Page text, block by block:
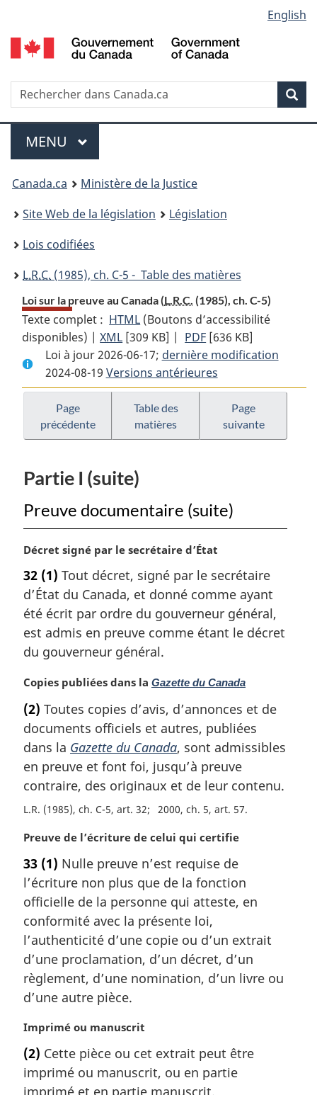
au
contenu
propos
de
la
HTML
simplifiée
selection
English
Recherche
Menu
MENU PRINCIPAL
You
are
here:
Canada.ca
Ministère de la Justice
Site Web de la législation
Législation
Lois codifiées
L.R.C. (1985), ch. C-5 - Table des matières
Loi sur la preuve au Canada (L.R.C. (1985), ch. C-5)
Texte complet : HTML Texte
complet
:
Loi
sur
la
preuve
au
(Boutons d’accessibilité
disponibles) |XML Texte
complet
:
Loi
sur
preuve
Canada
[309 KB] | PDF Texte
complet
:
Loi
preuve
[636 KB]
Loi à jour 2026-06-17; dernière modification
2024-08-19 Versions antérieures
Page
précédente
Table des
matières
Page
suivante
Partie I (suite)
Preuve documentaire (suite)
N
t
e
m
a
g
n
a
l
e
:
Décret signé par le secrétaire d’État
32 (1) Tout décret, signé par le secrétaire
d’État du Canada, et donné comme ayant
été écrit par ordre du gouverneur général,
est admis en preuve comme étant le décret
du gouverneur général.
N
t
e
m
r
g
i
a
e
:
Copies publiées dans la Gazette du Canada
(2) Toutes copies d’avis, d’annonces et de
documents officiels et autres, publiées
dans la Gazette du Canada, sont admissibles
en preuve et font foi, jusqu’à preuve
contraire, des originaux et de leur contenu.
L.R. (1985), ch. C-5, art. 32 2000, ch. 5, art. 57
N
t
e
m
a
g
i
n
a
e
Preuve de l’écriture de celui qui certifie
33 (1) Nulle preuve n’est requise de
l’écriture non plus que de la fonction
officielle de la personne qui atteste, en
conformité avec la présente loi,
l’authenticité d’une copie ou d’un extrait
d’une proclamation, d’un décret, d’un
règlement, d’une nomination, d’un livre ou
d’une autre pièce.
N
t
e
m
Imprimé ou manuscrit
(2) Cette pièce ou cet extrait peut être
imprimé ou manuscrit, ou en partie
imprimé et en partie manuscrit.